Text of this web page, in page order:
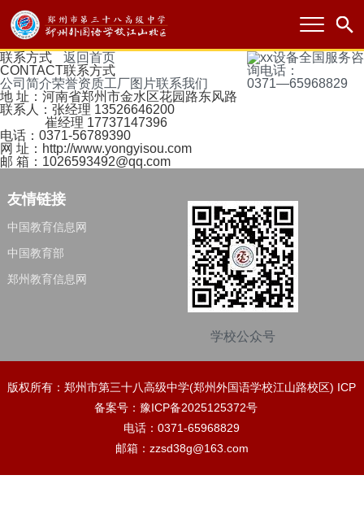
联系方式
CONTACT
全国服务咨
询电话：
0371—65968829
返回首页
联系方式
公司简介荣誉资质工厂图片联系我们
地 址：河南省郑州市金水区花园路东风路
联系人：张经理 13526646200
崔经理 17737147396
电话：0371-56789390
网 址：http://www.yongyisou.com
邮 箱：1026593492@qq.com
友情链接
中国教育信息网
中国教育部
郑州教育信息网
学校公众号
版权所有：郑州市第三十八高级中学(郑州外国语学校江山路校区) ICP
备案号：豫ICP备2025125372号
电话：0371-65968829
邮箱：zzsd38g@163.com